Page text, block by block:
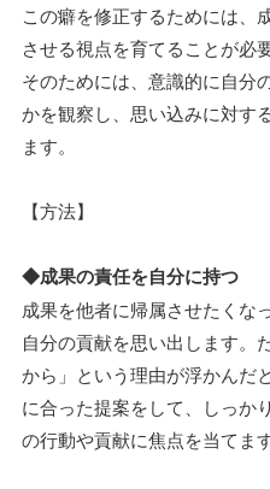
この癖を修正するためには、
させる視点を育てることが必要
そのためには、意識的に自分
かを観察し、思い込みに対す
ます。
【方法】
◆成果の責任を自分に持つ
成果を他者に帰属させたくな
自分の貢献を思い出します。
から」という理由が浮かんだ
に合った提案をして、しっか
の行動や貢献に焦点を当てます